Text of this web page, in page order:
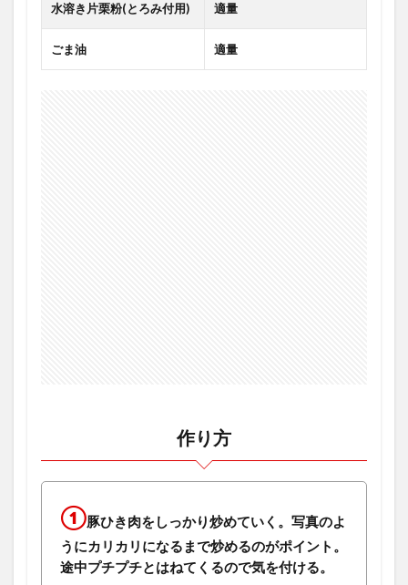
水溶き片栗粉(とろみ付用) 適量
ごま油 適量
作り方
①豚ひき肉をしっかり炒めていく。写真のよ
うにカリカリになるまで炒めるのがポイント。
途中プチプチとはねてくるので気を付ける。